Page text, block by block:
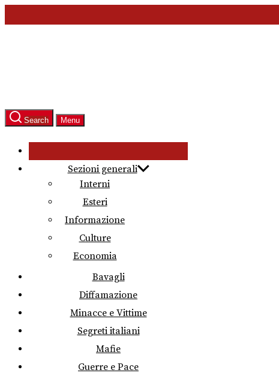
to
Search Menu
Sezioni generali
Interni
Esteri
Informazione
Culture
Economia
Bavagli
Diffamazione
Minacce e Vittime
Segreti italiani
Mafie
Guerre e Pace